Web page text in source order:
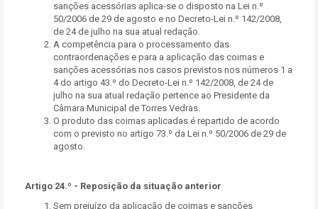
sanções acessórias aplica-se o disposto na Lei n.º
50/2006 de 29 de agosto e no Decreto-Lei n.º 142/2008,
de 24 de julho na sua atual redação.
A competência para o processamento das
contraordenações e para a aplicação das coimas e
sanções acessórias nos casos previstos nos números 1 a
4 do artigo 43.º do Decreto-Lei n.º 142/2008, de 24 de
julho na sua atual redação pertence ao Presidente da
Câmara Municipal de Torres Vedras.
O produto das coimas aplicadas é repartido de acordo
com o previsto no artigo 73.º da Lei n.º 50/2006 de 29 de
agosto.
Artigo 24.º - Reposição da situação anterior
Sem prejuízo da aplicação de coimas e sanções